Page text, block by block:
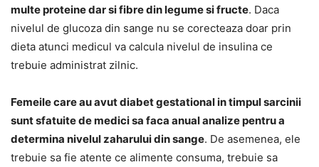
multe proteine dar si fibre din legume si fructe. Daca
nivelul de glucoza din sange nu se corecteaza doar prin
dieta atunci medicul va calcula nivelul de insulina ce
trebuie administrat zilnic.
Femeile care au avut diabet gestational in timpul sarcinii
sunt sfatuite de medici sa faca anual analize pentru a
determina nivelul zaharului din sange. De asemenea, ele
trebuie sa fie atente ce alimente consuma, trebuie sa